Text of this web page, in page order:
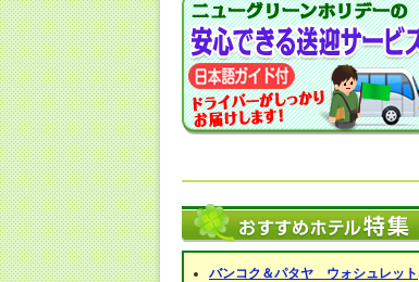
バンコク＆パタヤ ウォシュレット